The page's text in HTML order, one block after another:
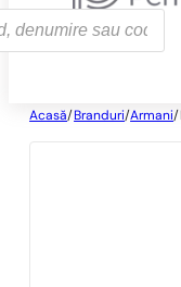
Acasă/ Branduri/Armani/